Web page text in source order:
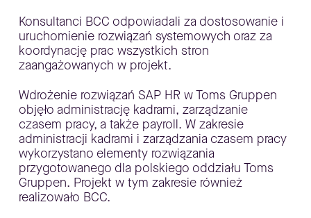
Konsultanci BCC odpowiadali za dostosowanie i
uruchomienie rozwiązań systemowych oraz za
koordynację prac wszystkich stron
zaangażowanych w projekt.
Wdrożenie rozwiązań SAP HR w Toms Gruppen
objęło administrację kadrami, zarządzanie
czasem pracy, a także payroll. W zakresie
administracji kadrami i zarządzania czasem pracy
wykorzystano elementy rozwiązania
przygotowanego dla polskiego oddziału Toms
Gruppen. Projekt w tym zakresie również
realizowało BCC.